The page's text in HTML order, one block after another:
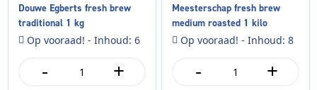
Douwe Egberts fresh brew
traditional 1 kg
Op vooraad! - Inhoud: 6
-
Douwe
+
Meesterschap fresh brew
medium roasted 1 kilo
Op vooraad! - Inhoud: 8
-
Meesterschap
+